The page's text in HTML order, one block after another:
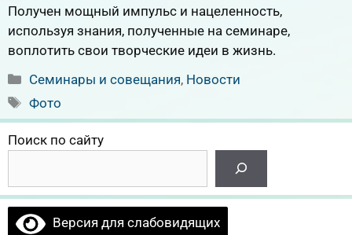
Получен мощный импульс и нацеленность,
используя знания, полученные на семинаре,
воплотить свои творческие идеи в жизнь.
Рубрики
Семинары и совещания, Новости
Метки
Фото
Поиск по сайту
Версия для слабовидящих